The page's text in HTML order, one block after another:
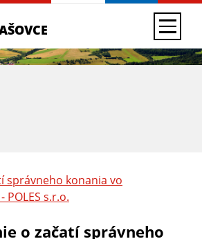
správneho konania vo
s.r.o.
o začatí správneho